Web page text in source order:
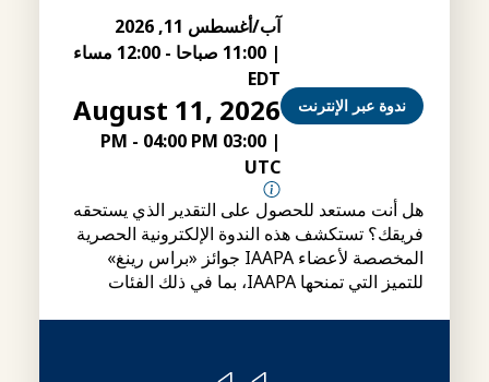
ندوة عبر الإنترنت
آب/أغسطس 11, 2026
| 11:00 صباحا -
12:00 مساء
EDT
August 11, 2026
|
03:00 PM
- 04:00 PM
UTC
هل أنت مستعد للحصول على التقدير الذي يستحقه
فريقك؟ تستكشف هذه الندوة الإلكترونية الحصرية
المخصصة لأعضاء IAAPA جوائز «براس رينغ»
للتميز التي تمنحها IAAPA، بما في ذلك الفئات